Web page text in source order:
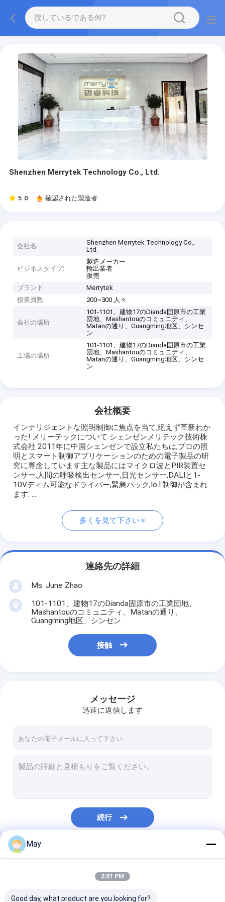
Shenzhen Merrytek Technology Co., Ltd.
5.0 確認された製造者
会社名
Shenzhen Merrytek Technology Co.,
Ltd.
ビジネスタイプ:
製造メーカー
輸出業者
販売
ブランド:
Merrytek
授業員数:
200~300 人々
会社の場所
101-1101、建物17のDianda固原市の工業
団地、Mashantouのコミュニティ、
Matanの通り、Guangming地区、シンセ
ン
工場の場所
101-1101、建物17のDianda固原市の工業
団地、Mashantouのコミュニティ、
Matanの通り、Guangming地区、シンセ
ン
会社概要
インテリジェントな照明制御に焦点を当て,絶えず革新わか
った! メリーテックについて シェンゼンメリテック技術株
式会社 2011年に中国シェンゼンで設立私たちは,プロの照
明とスマート制御アプリケーションのための電子製品の研
究に専念しています主な製品にはマイクロ波とPIR装置セ
ンサー,人間の呼吸検出センサー,日光センサー,DALIと1-
10Vディム可能なドライバー,緊急パック,IoT制御が含まれ
ます. ...
多くを見て下さい
連絡先の詳細
Ms. June Zhao
101-1101、建物17のDianda固原市の工業団地、
Mashantouのコミュニティ、Matanの通り、
Guangming地区、シンセン
接触
メッセージ
迅速に返信します
続行
私たちのカテゴリー
May
2:01 PM
Good day, what product are you looking for?